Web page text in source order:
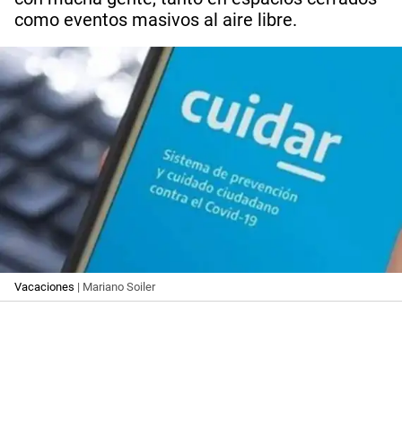
como eventos masivos al aire libre.
Vacaciones | Mariano Soiler